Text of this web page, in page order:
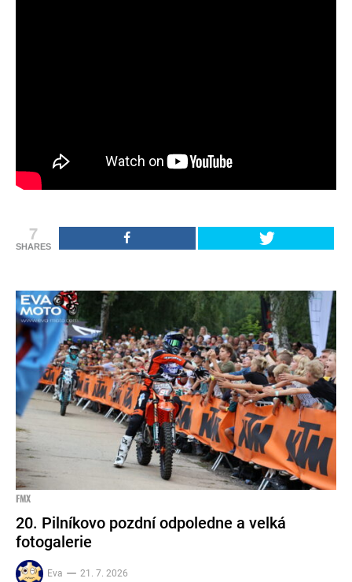
7
SHARES
FMX
20. Pilníkovo pozdní odpoledne a velká
fotogalerie
Eva 21. 7. 2026